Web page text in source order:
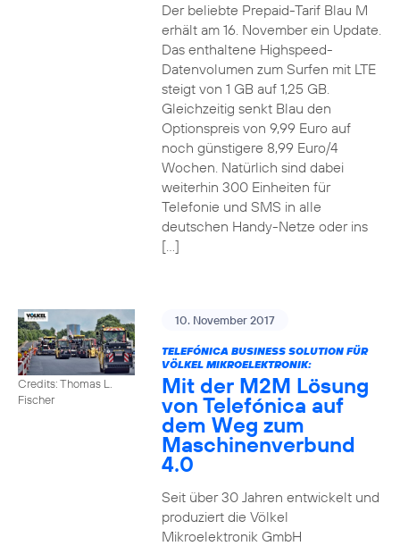
Der beliebte Prepaid-Tarif Blau M
erhält am 16. November ein Update.
Das enthaltene Highspeed-
Datenvolumen zum Surfen mit LTE
steigt von 1 GB auf 1,25 GB.
Gleichzeitig senkt Blau den
Optionspreis von 9,99 Euro auf
noch günstigere 8,99 Euro/4
Wochen. Natürlich sind dabei
weiterhin 300 Einheiten für
Telefonie und SMS in alle
deutschen Handy-Netze oder ins
[…]
Credits: Thomas L.
Fischer
10. November 2017
TELEFÓNICA BUSINESS SOLUTION FÜR
VÖLKEL MIKROELEKTRONIK:
Mit der M2M Lösung
von Telefónica auf
dem Weg zum
Maschinenverbund
4.0
Seit über 30 Jahren entwickelt und
produziert die Völkel
Mikroelektronik GmbH